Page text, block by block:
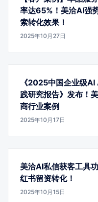
率达65%！美洽AI强
索转化效果！
2025年10月27日
《2025中国企业级
践研究报告》发布！
商行业案例
2025年10月17日
美洽AI私信获客工具
红书留资转化！
2025年10月15日